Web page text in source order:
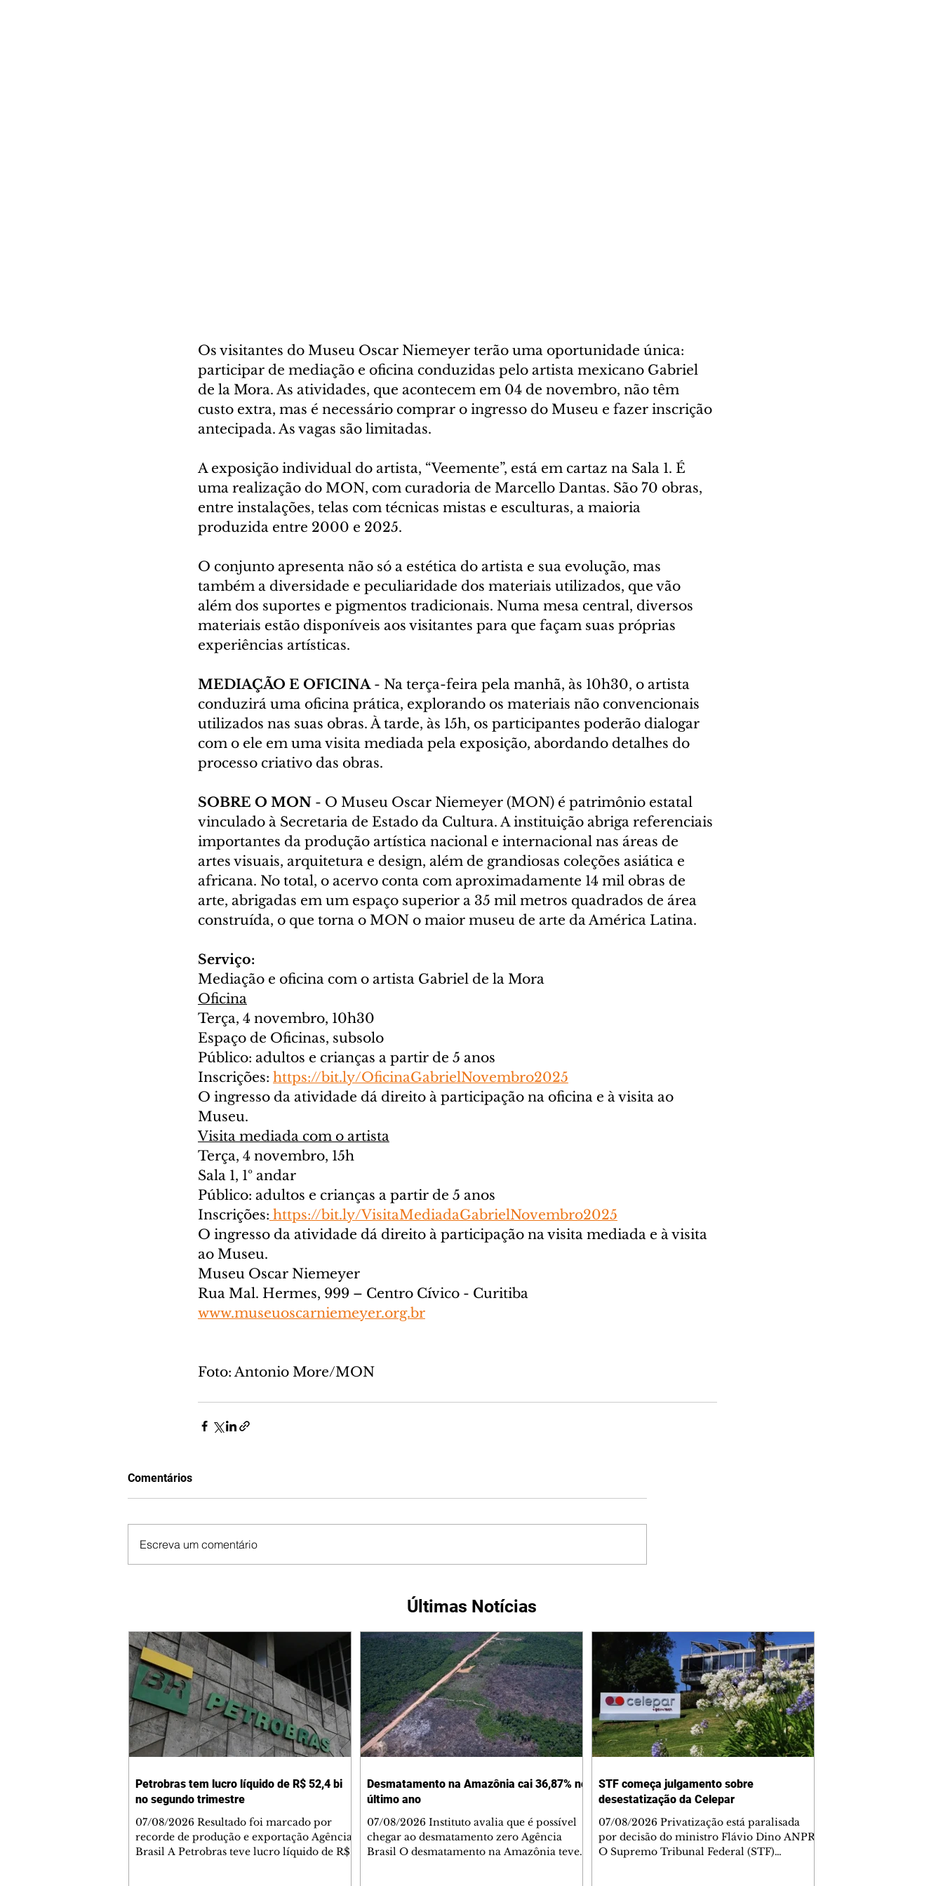
Os visitantes do Museu Oscar Niemeyer terão uma oportunidade única:
participar de mediação e oficina conduzidas pelo artista mexicano Gabriel
de la Mora. As atividades, que acontecem em 04 de novembro, não têm
custo extra, mas é necessário comprar o ingresso do Museu e fazer inscrição
antecipada. As vagas são limitadas.
A exposição individual do artista, “Veemente”, está em cartaz na Sala 1. É
uma realização do MON, com curadoria de Marcello Dantas. São 70 obras,
entre instalações, telas com técnicas mistas e esculturas, a maioria
produzida entre 2000 e 2025.
O conjunto apresenta não só a estética do artista e sua evolução, mas
também a diversidade e peculiaridade dos materiais utilizados, que vão
além dos suportes e pigmentos tradicionais. Numa mesa central, diversos
materiais estão disponíveis aos visitantes para que façam suas próprias
experiências artísticas.
MEDIAÇÃO E OFICINA - Na terça-feira pela manhã, às 10h30, o artista
conduzirá uma oficina prática, explorando os materiais não convencionais
utilizados nas suas obras. À tarde, às 15h, os participantes poderão dialogar
com o ele em uma visita mediada pela exposição, abordando detalhes do
processo criativo das obras.
SOBRE O MON - O Museu Oscar Niemeyer (MON) é patrimônio estatal
vinculado à Secretaria de Estado da Cultura. A instituição abriga referenciais
importantes da produção artística nacional e internacional nas áreas de
artes visuais, arquitetura e design, além de grandiosas coleções asiática e
africana. No total, o acervo conta com aproximadamente 14 mil obras de
arte, abrigadas em um espaço superior a 35 mil metros quadrados de área
construída, o que torna o MON o maior museu de arte da América Latina.
Serviço:
Mediação e oficina com o artista Gabriel de la Mora
Oficina
Terça, 4 novembro, 10h30
Espaço de Oficinas, subsolo
Público: adultos e crianças a partir de 5 anos
Inscrições: https://bit.ly/OficinaGabrielNovembro2025
O ingresso da atividade dá direito à participação na oficina e à visita ao
Museu.
Visita mediada com o artista
Terça, 4 novembro, 15h
Sala 1, 1º andar
Público: adultos e crianças a partir de 5 anos
Inscrições: https://bit.ly/VisitaMediadaGabrielNovembro2025
O ingresso da atividade dá direito à participação na visita mediada e à visita
ao Museu.
Museu Oscar Niemeyer
Rua Mal. Hermes, 999 – Centro Cívico - Curitiba
www.museuoscarniemeyer.org.br
Foto: Antonio More/MON
Comentários
Escreva um comentário
Últimas Notícias
Petrobras tem lucro líquido de R$ 52,4 bi
no segundo trimestre
07/08/2026 Resultado foi marcado por
recorde de produção e exportação Agência
Brasil A Petrobras teve lucro líquido de R$
Desmatamento na Amazônia cai 36,87% no
último ano
07/08/2026 Instituto avalia que é possível
chegar ao desmatamento zero Agência
Brasil O desmatamento na Amazônia teve
STF começa julgamento sobre
desestatização da Celepar
07/08/2026 Privatização está paralisada
por decisão do ministro Flávio Dino ANPR
O Supremo Tribunal Federal (STF)